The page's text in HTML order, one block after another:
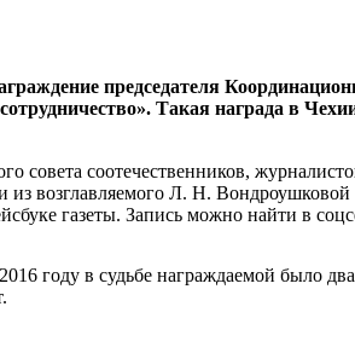
председателя
Такая награда в
соотечественников,
возглавляемого Л. Н. Вондроушковой
газеты. Запись можно найти в
году в судьбе награждаемой было